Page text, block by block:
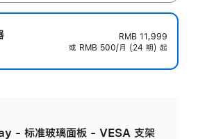
RMB 11,999
或 RMB 500/月 (24 期) 起
- 标准玻璃面板 - VESA 支架